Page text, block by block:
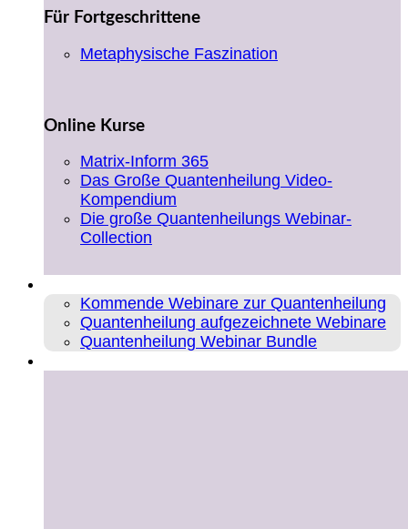
Für Fortgeschrittene
Metaphysische Faszination
Online Kurse
Matrix-Inform 365
Das Große Quantenheilung Video-
Kompendium
Die große Quantenheilungs Webinar-
Collection
Kommende Webinare zur Quantenheilung
Quantenheilung aufgezeichnete Webinare
Quantenheilung Webinar Bundle